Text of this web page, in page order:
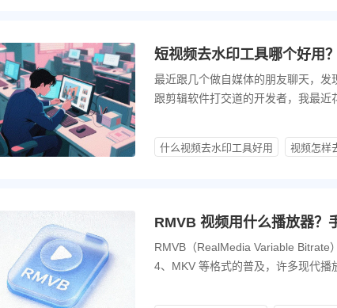
短视频去水印工具哪个好用
最近跟几个做自媒体的朋友聊天，
跟剪辑软件打交道的开发者，我最近
什么视频去水印工具好用 视频怎样
RMVB 视频用什么播放器？
RMVB（RealMedia Variable Bitrate
4、MKV 等格式的普及，许多现代播